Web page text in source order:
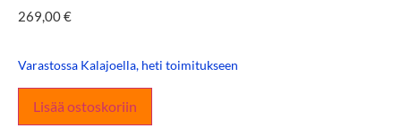
269,00€
Varastossa Kalajoella, heti toimitukseen
Lisää ostoskoriin